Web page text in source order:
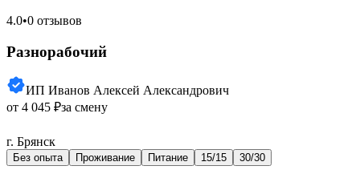
4.0•0 отзывов
Разнорабочий
ИП Иванов Алексей Александрович
от 4 045 ₽за смену
г. Брянск
Без опыта Проживание Питание 15/15 30/30